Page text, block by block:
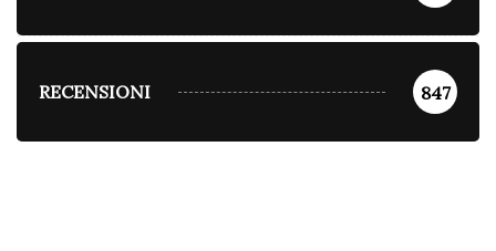
RECENSIONI 847